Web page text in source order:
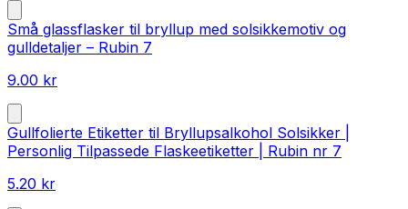
Små glassflasker til bryllup med solsikkemotiv og
gulldetaljer – Rubin 7
9.00 kr
Gullfolierte Etiketter til Bryllupsalkohol Solsikker |
Personlig Tilpassede Flaskeetiketter | Rubin nr 7
5.20 kr